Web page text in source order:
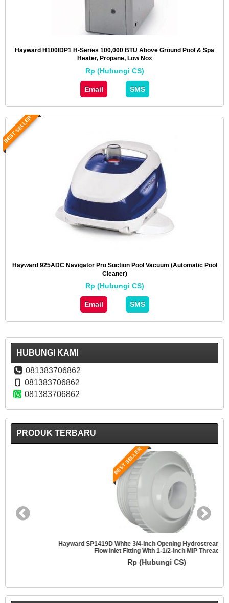
Hayward H100IDP1 H-Series 100,000 BTU Above Ground Pool & Spa
Heater, Propane, Low Nox
Rp (Hubungi CS)
Email SMS
BEST SELLER
Hayward 925ADC Navigator Pro Suction Pool Vacuum (Automatic Pool
Cleaner)
Rp (Hubungi CS)
Email SMS
HUBUNGI KAMI
081383706862
081383706862
081383706862
PRODUK TERBARU
Hayward SP1419D White 3/4-Inch Opening Hydrostream Directional
Flow Inlet Fitting With 1-1/2-Inch MIP Thread
Rp (Hubungi CS)